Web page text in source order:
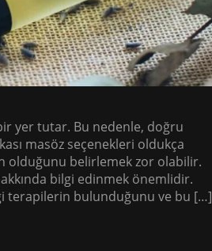
yer tutar. Bu nedenle, doğru
masöz seçenekleri oldukça
olduğunu belirlemek zor olabilir.
bilgi edinmek önemlidir.
terapilerin bulunduğunu ve bu […]